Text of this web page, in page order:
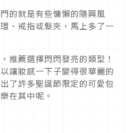
的就是有些慵懶的隨興風
、戒指或髮夾，馬上多了一
推薦選擇閃閃發亮的類型！
讓妝感一下子變得很華麗的
了許多聖誕節限定的可愛包
在其中呢。